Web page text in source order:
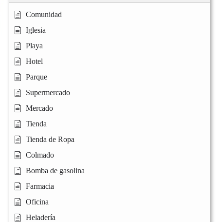
Comunidad
Iglesia
Playa
Hotel
Parque
Supermercado
Mercado
Tienda
Tienda de Ropa
Colmado
Bomba de gasolina
Farmacia
Oficina
Heladería